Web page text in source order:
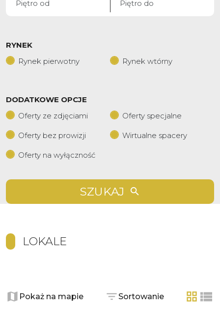
RYNEK
Rynek pierwotny
Rynek wtórny
DODATKOWE OPCJE
Oferty ze zdjęciami
Oferty specjalne
Oferty bez prowizji Wirtualne spacery
Oferty na wyłączność
SZUKAJ
LOKALE
−Pokaż na mapie Sortowanie
tabela